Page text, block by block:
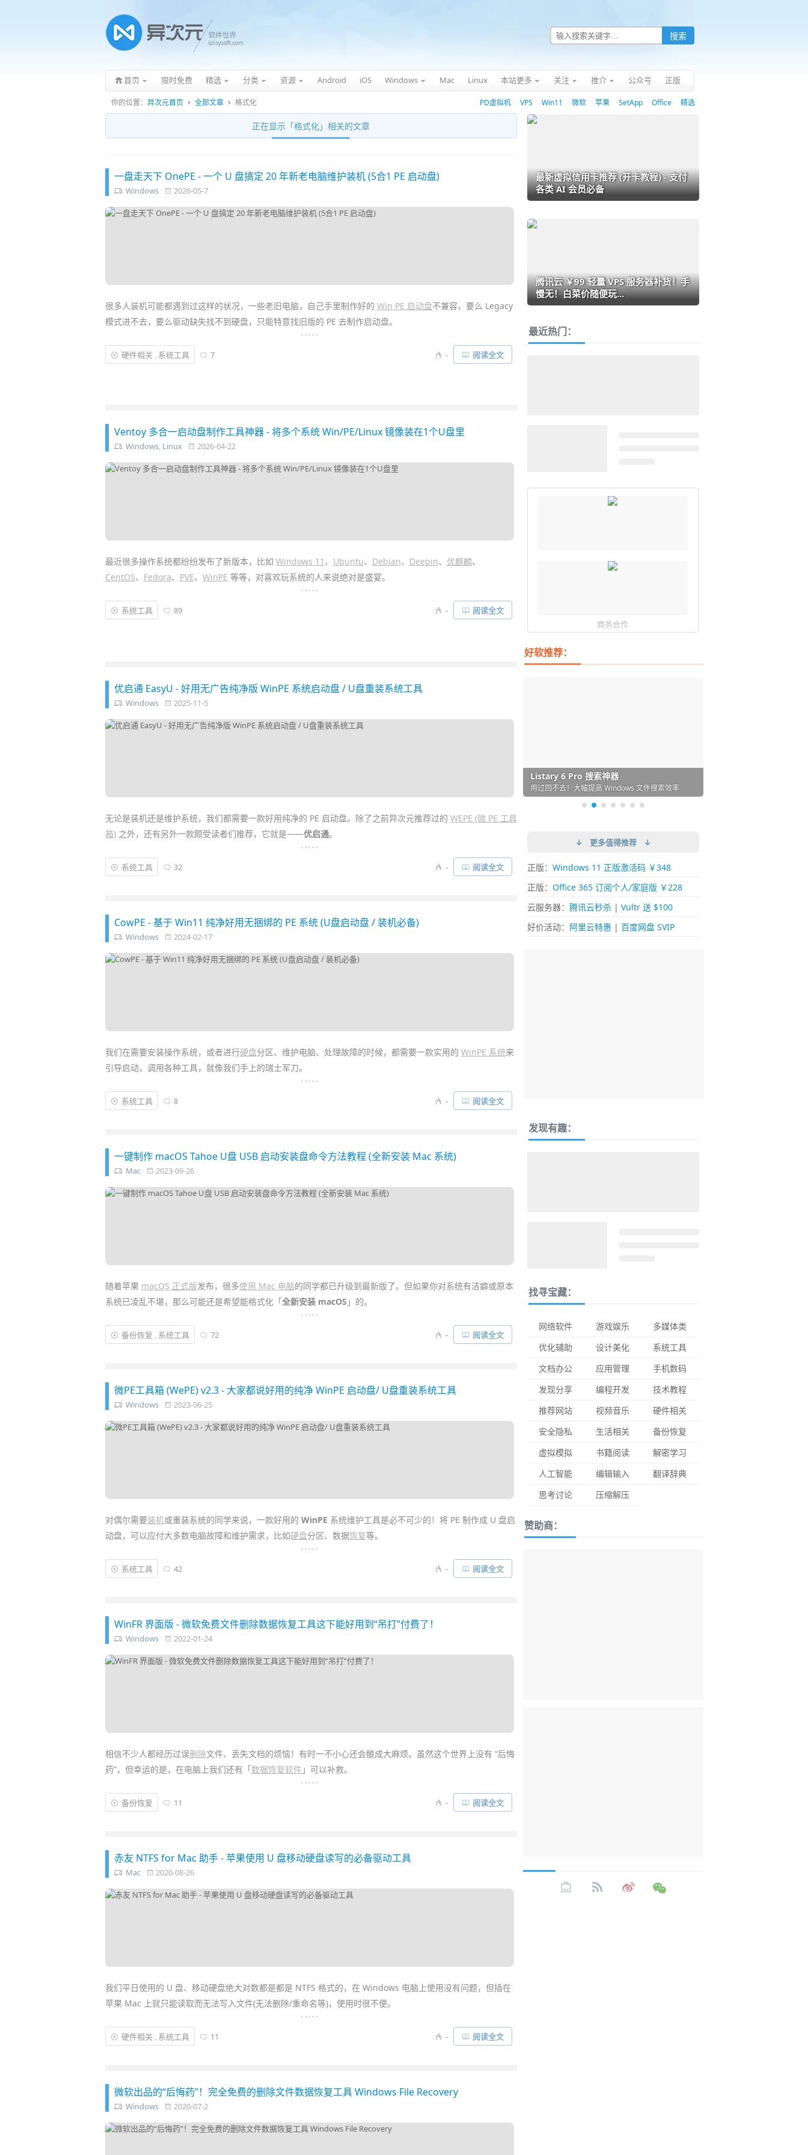
首页 限时免费 精选 分类 资源 Android iOS Windows Mac Linux 本站更多 关注 推介 公众号 正版
你的位置： 异次元首页 全部文章 格式化 PD虚拟机 VPS Win11 微软 苹果 SetApp Office 精选
正在显示「格式化」相关的文章
一盘走天下 OnePE - 一个 U 盘搞定 20 年新老电脑维护装机 (5合1 PE 启动盘)
Windows 2026-05-7
很多人装机可能都遇到过这样的状况，一些老旧电脑，自己手里制作好的 Win PE 启动盘不兼容，要么 Legacy
模式进不去，要么驱动缺失找不到硬盘，只能特意找旧版的 PE 去制作启动盘。
而遇到新款笔记本想重装系统，结果这老版 PE 系统又不支持新的 NVMe 和 VMD 驱动。于是你桌上多了一堆 U
盘，老机器新机器各不相同，经常要翻包找半天。今天推荐一个能让你“
”系统，它把 DOS 和
. . . . .
硬件相关 , 系统工具 7 - 阅读全文
Ventoy 多合一启动盘制作工具神器 - 将多个系统 Win/PE/Linux 镜像装在1个U盘里
Windows, Linux 2026-04-22
最近很多操作系统都纷纷发布了新版本，比如 Windows 11 、 Ubuntu、 Debian、 Deepin、 优麒麟、
CentOS、 Fedora、 PVE、 WinPE 等等，对喜欢玩系统的人来说绝对是盛宴。
不过一般用Rufus 等工具，一个
往往只能制作成一个系统的启动盘/安装盘，想要增加另一款系统，只能
得重新刻录一遍，每次都要格式化超花时间。而最近发现了一款“
Ventoy，简单到拷
. . . . .
系统工具 89 - 阅读全文
优启通 EasyU - 好用无广告纯净版 WinPE 系统启动盘 / U盘重装系统工具
Windows 2025-11-5
无论是装机还是维护系统，我们都需要一款好用纯净的 PE 启动盘。除了之前异次元推荐过的 WEPE (微 PE 工具
箱)之外，还有另外一款颇受读者们推荐，它就是——优启通。
优启通(EasyU ) 是一款精心打造的免费
齐名。官方号称“坚持零广
告、零植入”，除了必要的系统
外，没有乱七八糟的捆绑软件。你可以将它制作成U 盘启动
. . . . .
系统工具 32 - 阅读全文
CowPE - 基于 Win11 纯净好用无捆绑的 PE 系统 (U盘启动盘 / 装机必备)
Windows 2024-02-17
我们在需要安装操作系统，或者进行硬盘分区、维护电脑、处理故障的时候，都需要一款实用的 WinPE 系统来
引导启动，调用各种工具，就像我们手上的瑞士军刀。
异次元推荐过比较好用老牌的 PE 系统就有「
」，而最近又发现了一款
不错的新的 PE 系统——
！它立志要“做真正纯净好用的 PE”，拒绝夹带私货，所以还是值得收藏使用的~
. . . . .
系统工具 8 - 阅读全文
一键制作 macOS Tahoe U盘 USB 启动安装盘命令方法教程 (全新安装 Mac 系统)
Mac 2023-09-26
随着苹果 macOS 正式版发布，很多使用 Mac 电脑的同学都已升级到最新版了。但如果你对系统有洁癖或原本
系统已凌乱不堪，那么可能还是希望能格式化「全新安装 macOS 」的。
不过由于苹果官方只提供了 macOS 的
，想要全新安装的话，只能自己制作
一个 macOS 的 U 盘启动盘/安装盘了。今天异次元就给大家提供一个简单的制作
，这样以后给 Mac 重装
. . . . .
备份恢复 , 系统工具 72 - 阅读全文
微PE工具箱 (WePE) v2.3 - 大家都说好用的纯净 WinPE 启动盘/ U盘重装系统工具
Windows 2023-06-25
对偶尔需要装机或重装系统的同学来说，一款好用的 WinPE 系统维护工具是必不可少的！将 PE 制作成 U 盘启
动盘，可以应付大多数电脑故障和维护需求，比如硬盘分区、数据恢复等。
异次元最近推荐的 Ventoy 工具
制作出“多合一”启动盘，正好可以集成一款 PE 工具箱备
用。但网上流行的很多 Win PE 系统如
之类多多少少都夹带一些私货 (修改主页/捆绑软
. . . . .
系统工具 42 - 阅读全文
WinFR 界面版 - 微软免费文件删除数据恢复工具这下能好用到“吊打”付费了！
Windows 2022-01-24
相信不少人都经历过误删除文件、丢失文档的烦恼！有时一不小心还会酿成大麻烦。虽然这个世界上没有 “后悔
药”，但幸运的是，在电脑上我们还有「数据恢复软件」可以补救。
然而如Easy Recovery
等专业的文件恢复工具都是付费软件，会劝退不少人。异次元曾
推荐过由微软开发的
工具，小白上手会比较困难。而今天这
. . . . .
备份恢复 11 - 阅读全文
赤友 NTFS for Mac 助手 - 苹果使用 U 盘移动硬盘读写的必备驱动工具
Mac 2020-08-26
我们平日使用的 U 盘、移动硬盘绝大对数都是都是 NTFS 格式的，在 Windows 电脑上使用没有问题，但插在
苹果 Mac 上就只能读取而无法写入文件(无法删除/重命名等)，使用时很不便。
这主要是因为 macOS 系统没有自带 NTFS 驱动的缘故。所以，我们想要在 Mac 苹果电脑上正常使用 U 盘和移
动硬盘，就需要安装合适的驱动软件了。「赤友 NTFS 助手」是一款支持 Mac 读写 NTFS 格式磁盘的驱动工
. . . . .
硬件相关 , 系统工具 11 - 阅读全文
微软出品的“后悔药”！完全免费的删除文件数据恢复工具 Windows File Recovery
Windows 2020-07-2
最新虚拟信用卡推荐 (开卡教程) - 支付
各类 AI 会员必备
腾讯云 ￥99 轻量 VPS 服务器补货！手
慢无！白菜价随便玩...
最近热门：
商务合作
好软推荐：
IDM 必备的下载神器
超强的 Windows 平台下载工具
Listary 6 Pro 搜索神器
用过回不去！大幅提高 Windows 文件搜索效率
Fences 桌面图标自动整理/美化神器
懒人必备！图标再多桌面也不再凌乱！
Parallels Desktop 虚拟机
在 Mac 上流畅运行 Windows (支持 M 芯片)
Downie 下载网络视频的神器 (Mac)
一键下视频，超简单好用！谁用谁知道
Typora - 极简好用的 Markdown 编辑器
颠覆写作体验！跨平台支持 Win / Mac
↓ 更多值得推荐 ↓
正版： Windows 11 正版激活码 ￥348
正版： Office 365 订阅个人/家庭版 ￥228
云服务器： 腾讯云秒杀| Vultr 送 $100
好价活动： 阿里云特惠 | 百度网盘 SVIP
发现有趣：
找寻宝藏：
网络软件 游戏娱乐
多媒体类
优化辅助
设计美化
系统工具
文档办公
应用管理
手机数码
发现分享
编程开发
技术教程
推荐网站
视频音乐
硬件相关
安全隐私
生活相关
备份恢复
虚拟模拟
书籍阅读
解密学习
人工智能
编辑输入
翻译辞典
思考讨论
压缩解压
赞助商：